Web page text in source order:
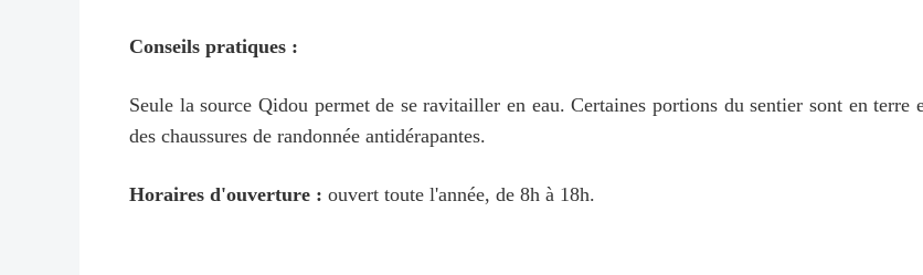
Conseils pratiques :
Seule la source Qidou permet de se ravitailler en eau. Certaines portions du sentier sont en
des chaussures de randonnée antidérapantes.
Horaires d'ouverture : ouvert toute l'année, de 8h à 18h.